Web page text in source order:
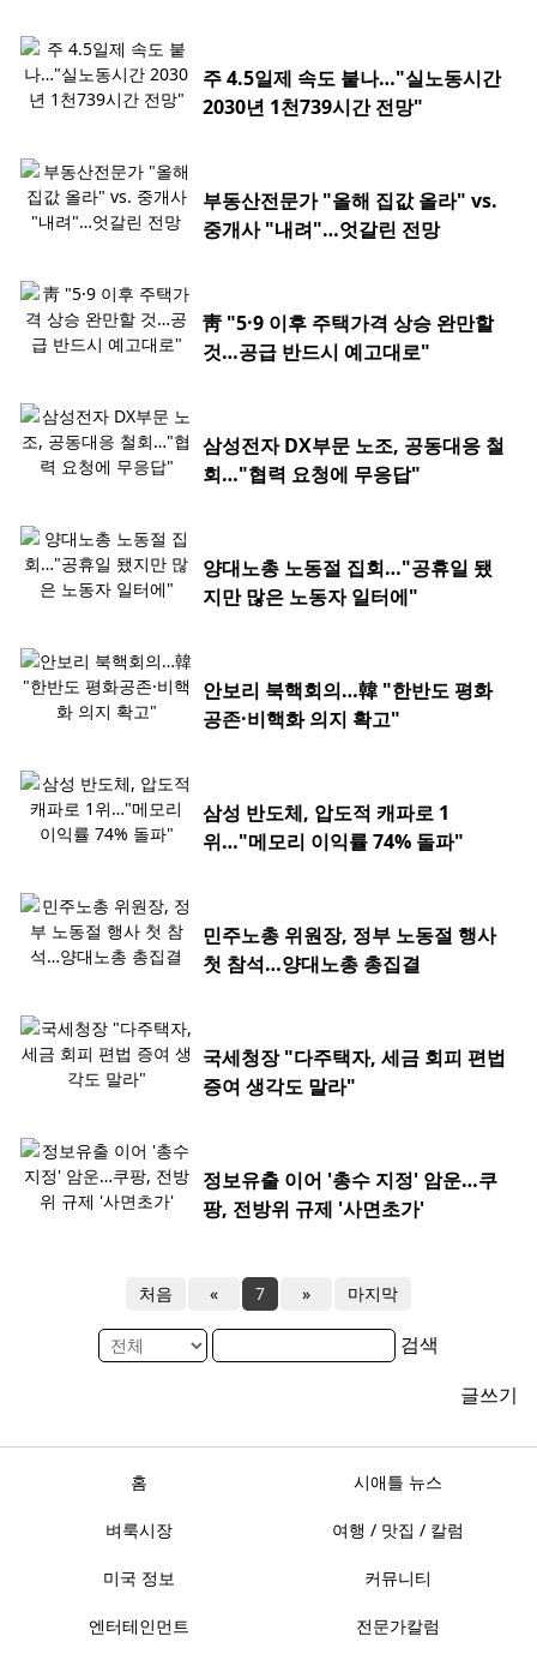
주 4.5일제 속도 붙나…"실노동시간
2030년 1천739시간 전망"
부동산전문가 "올해 집값 올라" vs.
중개사 "내려"…엇갈린 전망
靑 "5·9 이후 주택가격 상승 완만할
것…공급 반드시 예고대로"
삼성전자 DX부문 노조, 공동대응 철
회…"협력 요청에 무응답"
양대노총 노동절 집회…"공휴일 됐
지만 많은 노동자 일터에"
안보리 북핵회의…韓 "한반도 평화
공존·비핵화 의지 확고"
삼성 반도체, 압도적 캐파로 1
위…"메모리 이익률 74% 돌파"
민주노총 위원장, 정부 노동절 행사
첫 참석…양대노총 총집결
국세청장 "다주택자, 세금 회피 편법
증여 생각도 말라"
정보유출 이어 '총수 지정' 암운…쿠
팡, 전방위 규제 '사면초가'
처음 « 7 » 마지막
검색
글쓰기
홈 시애틀 뉴스
벼룩시장 여행 / 맛집 / 칼럼
미국 정보 커뮤니티
엔터테인먼트 전문가칼럼